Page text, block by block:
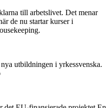
till arbetslivet. Det menar
de nu startar kurser i
utbildningen i yrkessvenska.